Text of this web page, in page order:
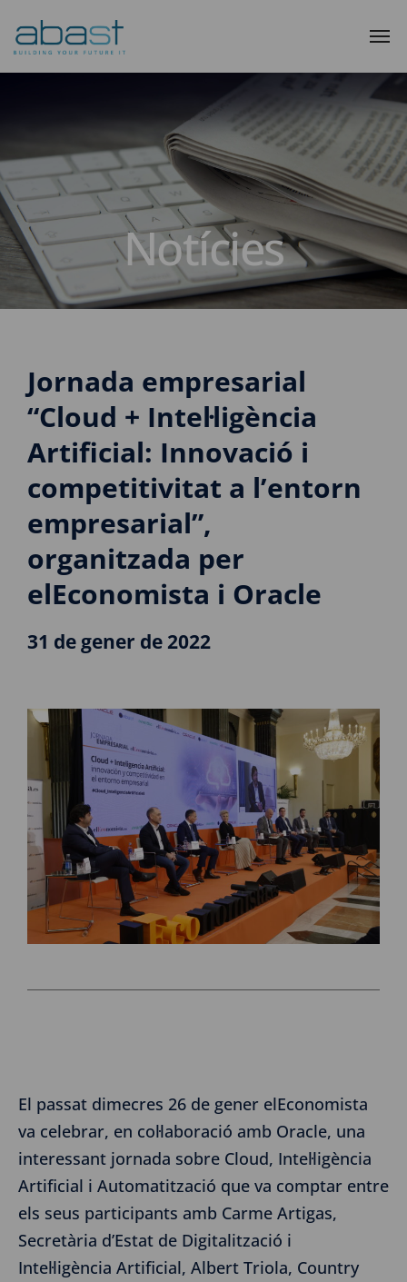
Notícies
Jornada empresarial
“Cloud + Intel·ligència
Artificial: Innovació i
competitivitat a l’entorn
empresarial”,
organitzada per
elEconomista i Oracle
31 de gener de 2022
El passat dimecres 26 de gener elEconomista
va celebrar, en col·laboració amb Oracle, una
interessant jornada sobre Cloud, Intel·ligència
Artificial i Automatització que va comptar entre
els seus participants amb Carme Artigas,
Secretària d’Estat de Digitalització i
Intel·ligència Artificial, Albert Triola, Country